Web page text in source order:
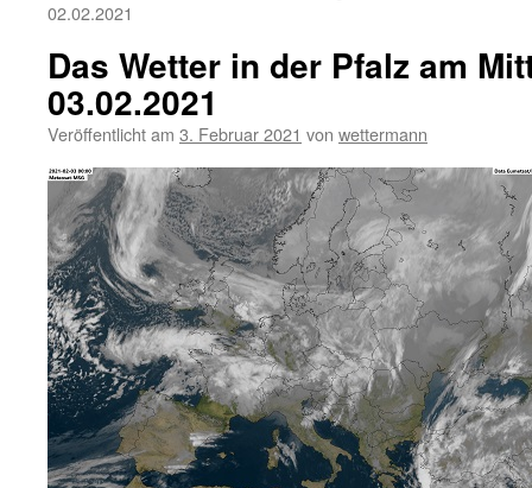
02.02.2021
Das Wetter in der Pfalz am
03.02.2021
Veröffentlicht am 3. Februar 2021 von wettermann